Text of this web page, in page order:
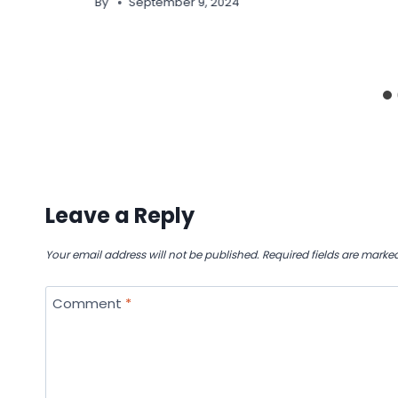
Leave a Reply
Your email address will not be published. Required fields are
Comment *